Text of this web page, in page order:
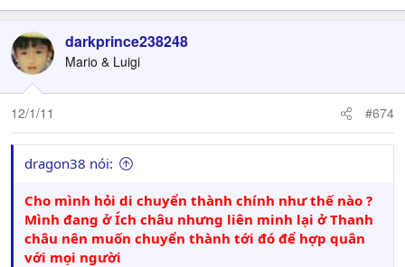
darkprince238248
Mario & Luigi
12/1/11 #674
dragon38 nói:
Cho mình hỏi di chuyển thành chính như thế nào ?
Mình đang ở Ích châu nhưng liên minh lại ở Thanh
châu nên muốn chuyển thành tới đó để hợp quân
với mọi người